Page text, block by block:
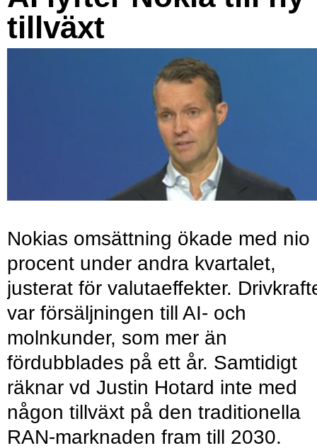
tillväxt
Nokias omsättning ökade med nio
procent under andra kvartalet,
justerat för valutaeffekter.
var försäljningen till AI- och
molnkunder, som mer än
fördubblades på ett år. Samtidigt
räknar vd Justin Hotard inte med
någon tillväxt på den traditionella
RAN-marknaden fram till 2030.